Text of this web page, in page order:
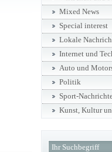
Mixed News
Special interest
Lokale
Internet und
Auto und
Politik
Sport-
Kunst, Kultur